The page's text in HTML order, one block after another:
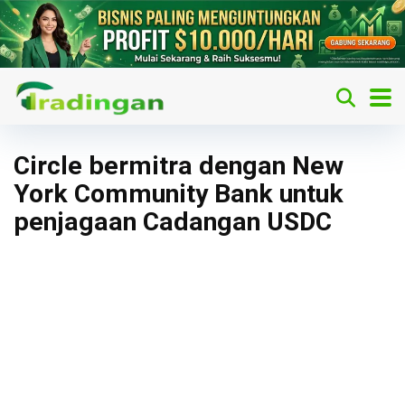
Circle bermitra dengan New
York Community Bank untuk
penjagaan Cadangan USDC